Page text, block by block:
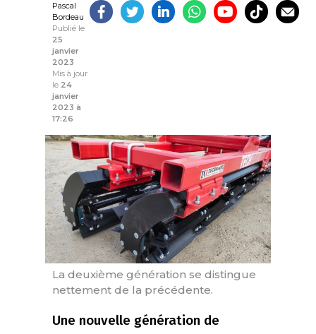
Pascal
Bordeau
Publié le
25
janvier
2023
Mis à jour
le 24
janvier
2023 à
17:26
La deuxième génération se distingue
nettement de la précédente.
Une nouvelle génération de